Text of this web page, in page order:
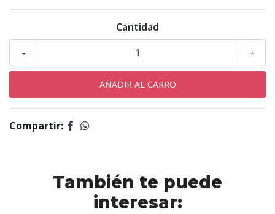
Cantidad
+
-
Compartir:
También te puede
interesar: